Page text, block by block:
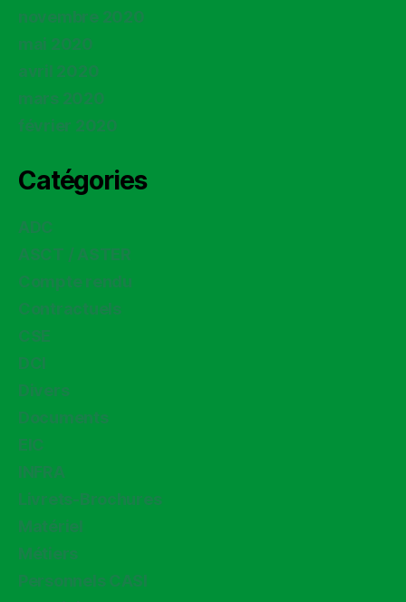
novembre 2020
mai 2020
avril 2020
mars 2020
février 2020
Catégories
ADC
ASCT / ASTER
Compte rendu
Contractuels
CSE
DCI
Divers
Documents
EIC
INFRA
Livrets-Brochures
Matériel
Métiers
Personnels CASI